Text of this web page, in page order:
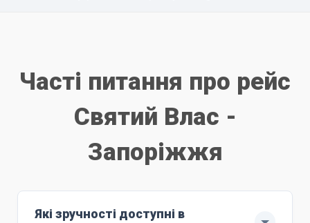
Часті питання про рейс
Святий Влас -
Запоріжжя
Які зручності доступні в